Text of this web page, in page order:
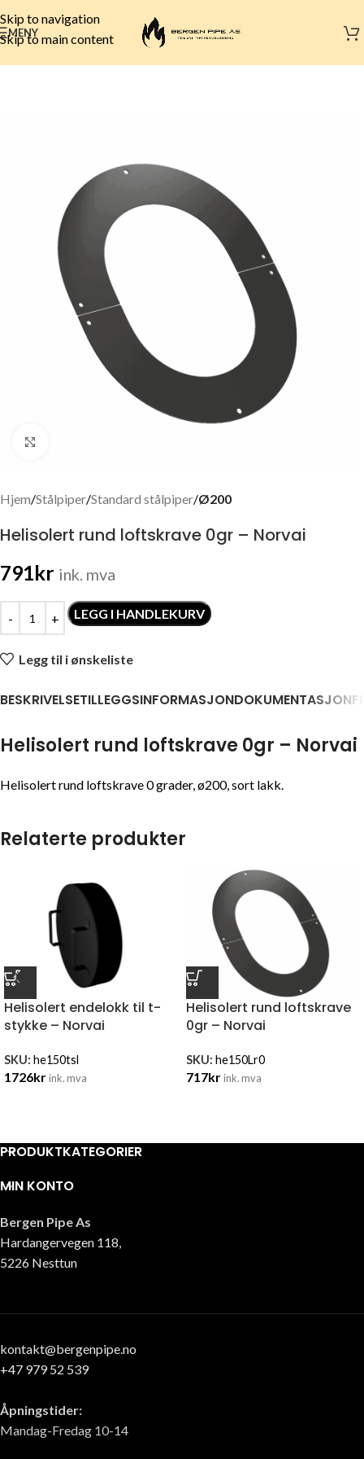
Skip to navigation
Skip to main content
MENY
Hjem Stålpiper Standard stålpiper Ø200
Helisolert rund loftskrave 0gr – Norvai
791kr ink. mva
LEGG I HANDLEKURV
Legg til i ønskeliste
BESKRIVELSETILLEGGSINFORMASJONDOKUMENTASJON
Helisolert rund loftskrave 0gr – Norvai
Helisolert rund loftskrave 0 grader, ø200, sort lakk.
Relaterte produkter
Helisolert endelokk til t-
stykke – Norvai
SKU: he150tsl
1726krink. mva
Helisolert rund loftskrave
0gr – Norvai
SKU: he150Lr0
717krink. mva
PRODUKTKATEGORIER
MIN KONTO
Bergen Pipe As
Hardangervegen 118,
5226 Nesttun
kontakt@bergenpipe.no
+47 979 52 539
Åpningstider:
Mandag-Fredag 10-14